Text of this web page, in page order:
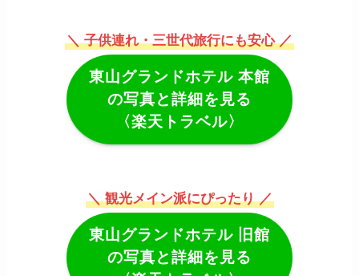
＼ 子供連れ・三世代旅行にも安心 ／
東山グランドホテル 本館
の写真と詳細を見る
〈楽天トラベル〉
＼ 観光メイン派にぴったり ／
東山グランドホテル
旧館
の写真と詳細を見る